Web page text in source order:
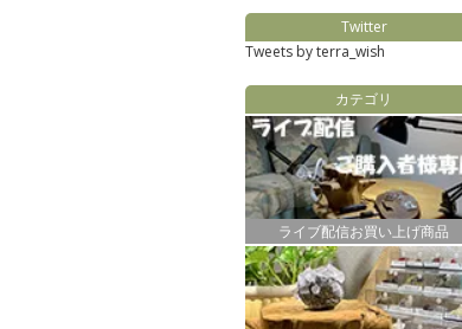
Twitter
Tweets by terra_wish
カテゴリ
ライブ配信お買い上げ商品